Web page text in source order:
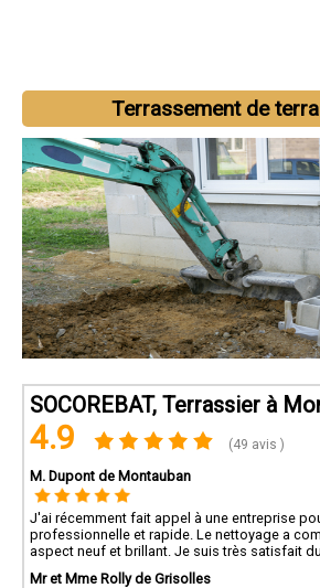
Terrassement de
SOCOREBAT, Terrassier à
4.9 (49 avis )
M. Dupont de Montauban
J'ai récemment fait appel à une entreprise
professionnelle et rapide. Le nettoyage a
aspect neuf et brillant. Je suis très satisfait
Mr et Mme Rolly de Grisolles